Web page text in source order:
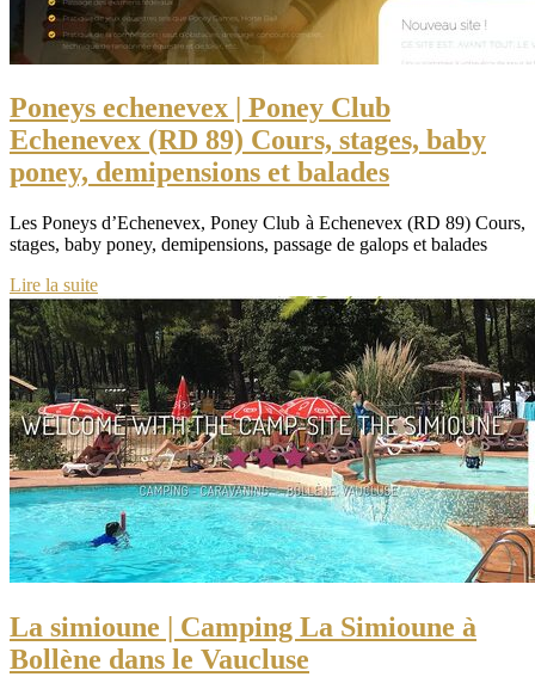
Poneys echenevex | Poney Club
Echenevex (RD 89) Cours, stages, baby
poney, demipensions et balades
Les Poneys d’Echenevex, Poney Club à Echenevex (RD 89) Cours,
stages, baby poney, demipensions, passage de galops et balades
Lire la suite
La simioune | Camping La Simioune à
Bollène dans le Vaucluse